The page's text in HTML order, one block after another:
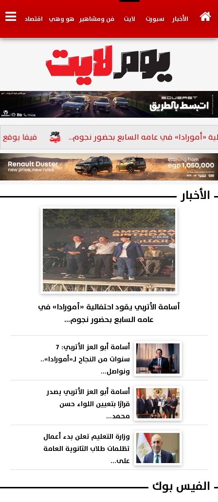
الأخبار سبورت لايت فن ومشاهير هو وهي اقتصاد
وجهات نظر فيديو سيارات
فيفا يوقع عقوبة في عامه السابع بحضور نجوم...
الأخبار
أسامة الأتربي يقود احتفالية «أمورادا» في
عامه السابع بحضور نجوم...
أسامة أبو العز الأتربي: 7
سنوات من النجاح لـ«أمورادا»..
ونواصل...
أسامة أبو العز الأتربي يصدر
قرارًا بتعيين اللواء حسن
محمد...
وزارة التعليم تعلن بدء أعمال
تظلمات طلاب الثانوية العامة
على...
الفيس بوك